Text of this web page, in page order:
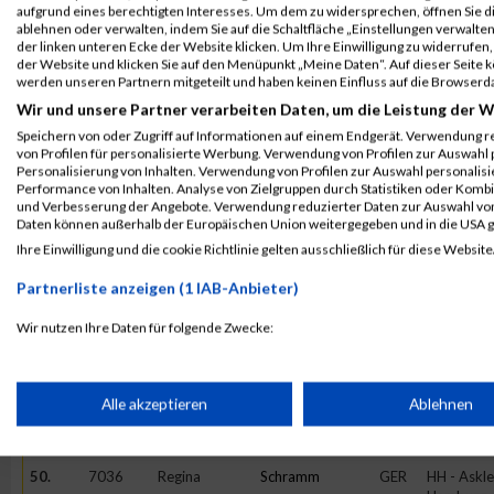
38. 7197 Ulrike Zimmermann GER KA -
39.
6923 Tanja Janßen GER GE -
40.
4696 Nicola Streit GER EDEKA
42.
7021 Lisa Thaler GER
S -
sports
43. 7082 Sina Kuch GER
S -
sports
44. 1116 Jennifer Kostadinovic GER B. Braun
7201 Ebeling
KA -
6962 Pauline H - VW
49.
7169 Nina Wessalowski GER
DO -
50. 7036 Regina Schramm GER
HH -
aufgrund eines berechtigten Interesses. Um dem zu widersprechen, öffnen Sie
ablehnen oder verwalten, indem Sie auf die Schaltfläche „Einstellungen
der linken unteren Ecke der Website klicken. Um Ihre Einwilligung zu
der Website und klicken Sie auf den Menüpunkt „Meine Daten“. Auf dieser
werden unseren Partnern mitgeteilt und haben keinen Einfluss auf die
Wir und unsere Partner verarbeiten Daten, um die Leistung der
Speichern von oder Zugriff auf Informationen auf einem Endgerät. Verwendung
von Profilen für personalisierte Werbung. Verwendung von Profilen zur
Personalisierung von Inhalten. Verwendung von Profilen zur Auswahl
Performance von Inhalten. Analyse von Zielgruppen durch Statistiken oder
und Verbesserung der Angebote. Verwendung reduzierter Daten zur Auswahl
Daten können außerhalb der Europäischen Union weitergegeben und in die USA
Ihre Einwilligung und die cookie Richtlinie gelten ausschließlich für diese
Partnerliste anzeigen (1 IAB-Anbieter)
Wir nutzen Ihre Daten für folgende Zwecke:
Speichern von oder Zugriff auf Informationen auf einem
Verwendung reduzierter Daten zur Auswahl von Werbeanzeigen
Alle akzeptieren Ablehnen